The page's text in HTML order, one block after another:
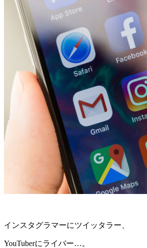
インスタグラマーにツイッタラー、
YouTuberにライバー…。